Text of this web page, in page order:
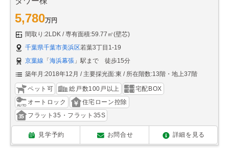
5,780万円
間取り:2LDK
専有面積:59.77㎡(壁芯)
千葉県千葉市美浜区若葉3丁目1-19
京葉線 「 海浜幕張 」駅まで 徒歩15分
築年月:2018年12月
主要採光面:東 所在階数:13階・地上37階
ペット可 総戸数100戸以上
宅配BOX
オートロック
住宅ローン控除
フラット35・フラット35S
見学予約 お問合せ 詳細を見る